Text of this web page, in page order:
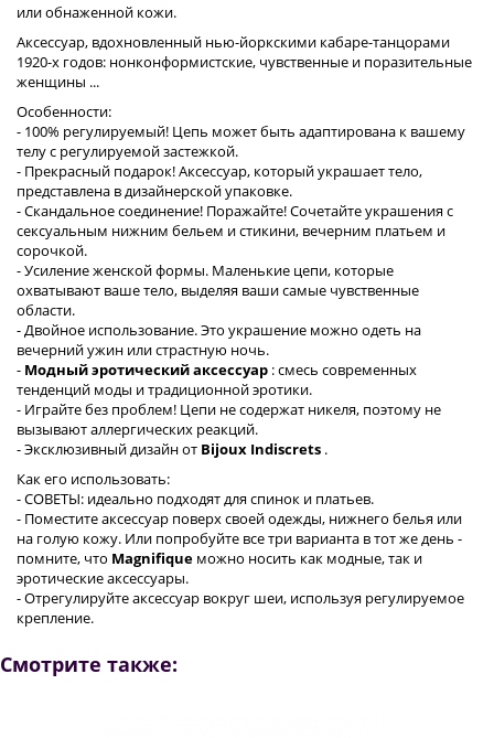
или обнаженной кожи.
Аксессуар, вдохновленный нью-йоркскими кабаре-танцорами
1920-х годов: нонконформистские, чувственные и поразительные
женщины ...
Особенности:
- 100% регулируемый! Цепь может быть адаптирована к вашему
телу с регулируемой застежкой.
- Прекрасный подарок! Аксессуар, который украшает тело,
представлена в дизайнерской упаковке.
- Скандальное соединение! Поражайте! Сочетайте украшения с
сексуальным нижним бельем и стикини, вечерним платьем и
сорочкой.
- Усиление женской формы. Маленькие цепи, которые
охватывают ваше тело, выделяя ваши самые чувственные
области.
- Двойное использование. Это украшение можно одеть на
вечерний ужин или страстную ночь.
- Модный эротический аксессуар : смесь современных
тенденций моды и традиционной эротики.
- Играйте без проблем! Цепи не содержат никеля, поэтому не
вызывают аллергических реакций.
- Эксклюзивный дизайн от Bijoux Indiscrets .
Как его использовать:
- СОВЕТЫ: идеально подходят для спинок и платьев.
- Поместите аксессуар поверх своей одежды, нижнего белья или
на голую кожу. Или попробуйте все три варианта в тот же день -
помните, что Magnifique можно носить как модные, так и
эротические аксессуары.
- Отрегулируйте аксессуар вокруг шеи, используя регулируемое
крепление.
Смотрите также: